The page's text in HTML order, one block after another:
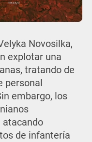
Novosilka,
explotar una
tratando de
personal
embargo, los
atacando
de infantería